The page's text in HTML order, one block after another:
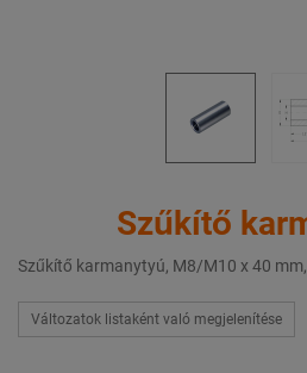
Szűkítő
Szűkítő karmanytyú, M8/M10 x 40
Változatok listaként való megjelenítése